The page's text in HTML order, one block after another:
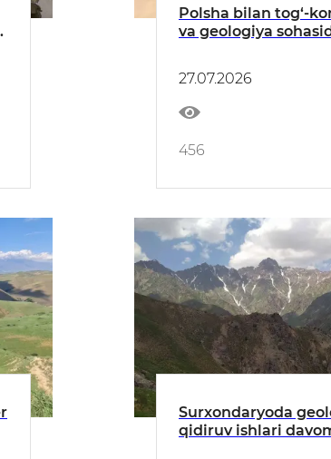
Polsha bilan tog‘-
va geologiya
27.07.2026
456
Surxondaryoda
qidiruv ishlari